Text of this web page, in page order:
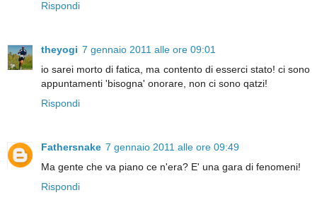
Rispondi
theyogi 7 gennaio 2011 alle ore 09:01
io sarei morto di fatica, ma contento di esserci stato! ci sono
appuntamenti 'bisogna' onorare, non ci sono qatzi!
Rispondi
Fathersnake 7 gennaio 2011 alle ore 09:49
Ma gente che va piano ce n'era? E' una gara di fenomeni!
Rispondi